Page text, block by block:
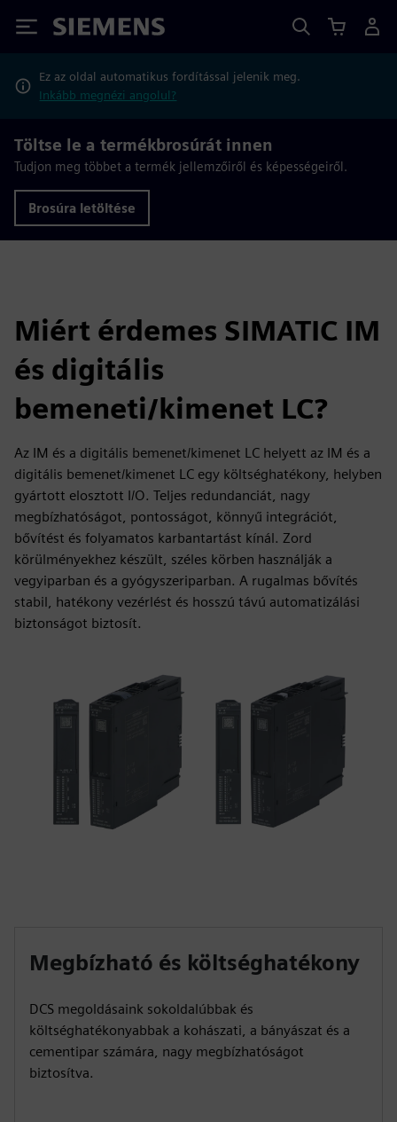
Siemens
Ez az oldal automatikus fordítással jelenik meg.
Inkább megnézi angolul?
Töltse le a termékbrosúrát innen
Tudjon meg többet a termék jellemzőiről és képességeiről.
Brosúra letöltése
Miért érdemes SIMATIC IM
és digitális
bemeneti/kimenet LC?
Az IM és a digitális bemenet/kimenet LC helyett az IM és a
digitális bemenet/kimenet LC egy költséghatékony, helyben
gyártott elosztott I/O. Teljes redundanciát, nagy
megbízhatóságot, pontosságot, könnyű integrációt,
bővítést és folyamatos karbantartást kínál. Zord
körülményekhez készült, széles körben használják a
vegyiparban és a gyógyszeriparban. A rugalmas bővítés
stabil, hatékony vezérlést és hosszú távú automatizálási
biztonságot biztosít.
Megbízható és költséghatékony
DCS megoldásaink sokoldalúbbak és
költséghatékonyabbak a kohászati, a bányászat és a
cementipar számára, nagy megbízhatóságot
biztosítva.